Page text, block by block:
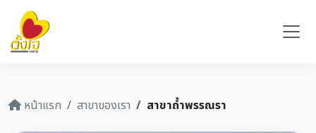
หน้าแรก สาขาของเรา สาขาถ้ำพรรณรา